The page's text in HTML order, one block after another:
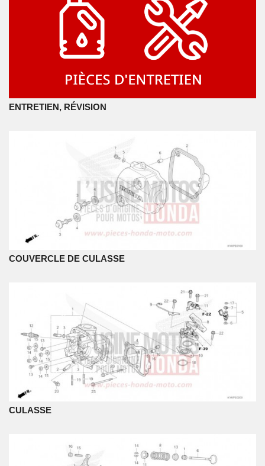
ENTRETIEN, RÉVISION
COUVERCLE DE CULASSE
CULASSE